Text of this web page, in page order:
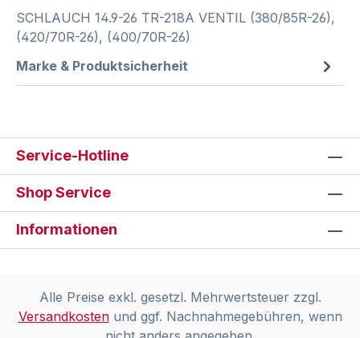
SCHLAUCH 14.9-26 TR-218A VENTIL (380/85R-26),
(420/70R-26), (400/70R-26)
Marke & Produktsicherheit
Service-Hotline
Shop Service
Informationen
Alle Preise exkl. gesetzl. Mehrwertsteuer zzgl.
Versandkostenund ggf. Nachnahmegebühren, wenn